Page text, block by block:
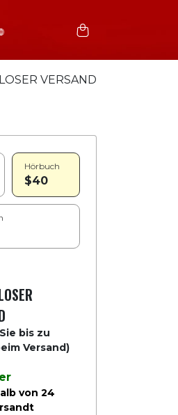
VERSAND
Hörbuch
$40
bis zu
Versand)
von 24